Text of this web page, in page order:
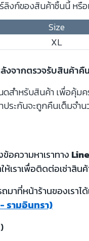
งก์ของสินค้าชิ้นนี้ หรื
Size
XL
งจากตรวจรับสินค้าคื
สำหรับสินค้า เพื่อคุ้ม
ะกันจะถูกคืนเต็มจำ
อความหาเราทาง
เราเพื่อติดต่อเช่าสินค้
าที่หน้าร้านของเราได้
รามอินทรา)